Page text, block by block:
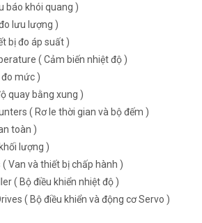
báo khói quang )
lưu lượng )
bị đo áp suất )
( Cảm biến nhiệt độ )
đo mức )
quay bằng xung )
( Rơ le thời gian và bộ đếm )
toàn )
lượng )
Van và thiết bị chấp hành )
( Bộ điều khiển nhiệt độ )
( Bộ điều khiển và động cơ Servo )